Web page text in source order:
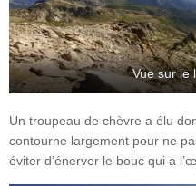
Vue sur le
Un troupeau de chèvre a élu
contourne largement pour ne
éviter d’énerver le bouc qui a